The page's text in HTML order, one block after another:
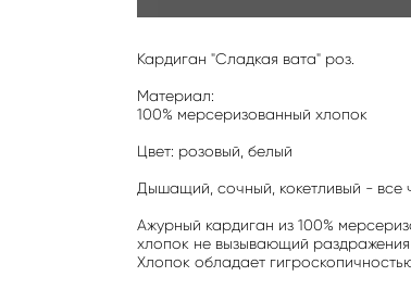
Кардиган "Сладкая вата" роз.
Материал:
100% мерсеризованный хлопок
Цвет: розовый, белый
Дышащий, сочный, кокетливый - все
Ажурный кардиган из 100%
хлопок не вызывающий
Хлопок обладает